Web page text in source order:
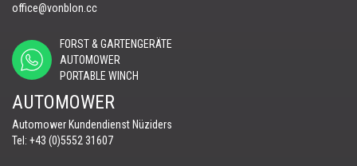
office@vonblon.cc
FORST & GARTENGERÄTE
AUTOMOWER
PORTABLE WINCH
AUTOMOWER
Automower Kundendienst Nüziders
Tel: +43 (0)5552 31607